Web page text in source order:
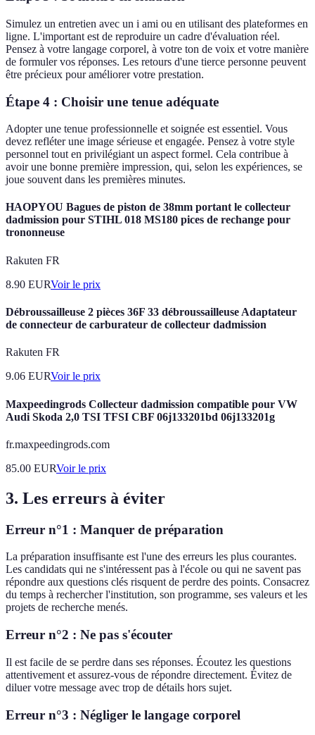
Simulez un entretien avec un i ami ou en utilisant des plateformes en
ligne. L'important est de reproduire un cadre d'évaluation réel.
Pensez à votre langage corporel, à votre ton de voix et votre manière
de formuler vos réponses. Les retours d'une tierce personne peuvent
être précieux pour améliorer votre prestation.
Étape 4 : Choisir une tenue adéquate
Adopter une tenue professionnelle et soignée est essentiel. Vous
devez refléter une image sérieuse et engagée. Pensez à votre style
personnel tout en privilégiant un aspect formel. Cela contribue à
avoir une bonne première impression, qui, selon les expériences, se
joue souvent dans les premières minutes.
HAOPYOU Bagues de piston de 38mm portant le collecteur
dadmission pour STIHL 018 MS180 pices de rechange pour
trononneuse
Rakuten FR
8.90 EURVoir le prix
Débroussailleuse 2 pièces 36F 33 débroussailleuse Adaptateur
de connecteur de carburateur de collecteur dadmission
Rakuten FR
9.06 EURVoir le prix
Maxpeedingrods Collecteur dadmission compatible pour VW
Audi Skoda 2,0 TSI TFSI CBF 06j133201bd 06j133201g
fr.maxpeedingrods.com
85.00 EURVoir le prix
3. Les erreurs à éviter
Erreur n°1 : Manquer de préparation
La préparation insuffisante est l'une des erreurs les plus courantes.
Les candidats qui ne s'intéressent pas à l'école ou qui ne savent pas
répondre aux questions clés risquent de perdre des points. Consacrez
du temps à rechercher l'institution, son programme, ses valeurs et les
projets de recherche menés.
Erreur n°2 : Ne pas s'écouter
Il est facile de se perdre dans ses réponses. Écoutez les questions
attentivement et assurez-vous de répondre directement. Évitez de
diluer votre message avec trop de détails hors sujet.
Erreur n°3 : Négliger le langage corporel